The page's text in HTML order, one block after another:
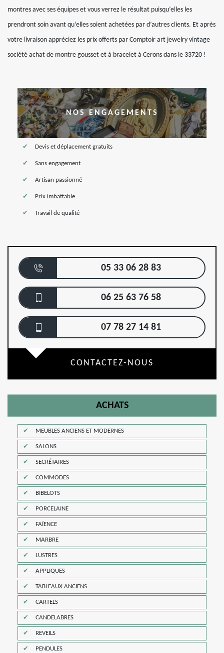
montres avec ses équipes et vous verrez le résultat puisqu’elles les
prendront soin avant qu’elles soient achetées par d’autres clients. Et après
votre livraison appréciez les prix offerts par Comptoir art jewelry vintage
société achat de montre gousset et à bracelet à Cerons dans le 33720 !
NOS ENGAGEMENTS
Devis et déplacement gratuits
Sans engagement
Artisan passionné
Prix imbattable
Travail de qualité
05 33 06 28 83
06 25 63 76 58
07 78 27 14 81
CONTACTEZ-NOUS
ACHATS
MEUBLES ANCIENS ET MODERNES
SALONS
SECRÉTAIRES
COMMODES
BIBELOTS
PORCELAINE
FAÏENCE
MARBRE
LUSTRES
APPLIQUES
TABLEAUX ANCIENS
CARTELS
CANDELABRES
REVEILS
PENDULES